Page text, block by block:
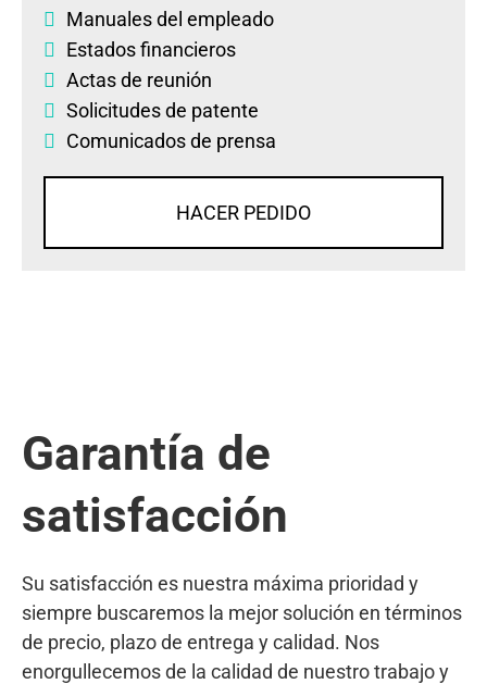
Manuales del empleado
Estados financieros
Actas de reunión
Solicitudes de patente
Comunicados de prensa
HACER PEDIDO
Garantía de
satisfacción
Su satisfacción es nuestra máxima prioridad y
siempre buscaremos la mejor solución en términos
de precio, plazo de entrega y calidad. Nos
enorgullecemos de la calidad de nuestro trabajo y